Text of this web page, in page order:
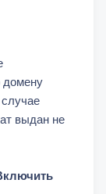
домену
выдан не